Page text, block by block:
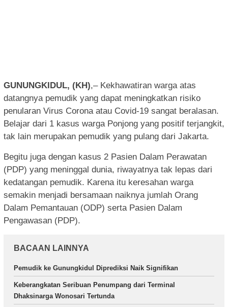
GUNUNGKIDUL, (KH),– Kekhawatiran warga atas
datangnya pemudik yang dapat meningkatkan risiko
penularan Virus Corona atau Covid-19 sangat beralasan.
Belajar dari 1 kasus warga Ponjong yang positif terjangkit,
tak lain merupakan pemudik yang pulang dari Jakarta.
Begitu juga dengan kasus 2 Pasien Dalam Perawatan
(PDP) yang meninggal dunia, riwayatnya tak lepas dari
kedatangan pemudik. Karena itu keresahan warga
semakin menjadi bersamaan naiknya jumlah Orang
Dalam Pemantauan (ODP) serta Pasien Dalam
Pengawasan (PDP).
BACAAN LAINNYA
Pemudik ke Gunungkidul Diprediksi Naik Signifikan
Keberangkatan Seribuan Penumpang dari Terminal
Dhaksinarga Wonosari Tertunda